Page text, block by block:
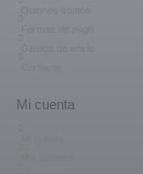
Mi cuenta